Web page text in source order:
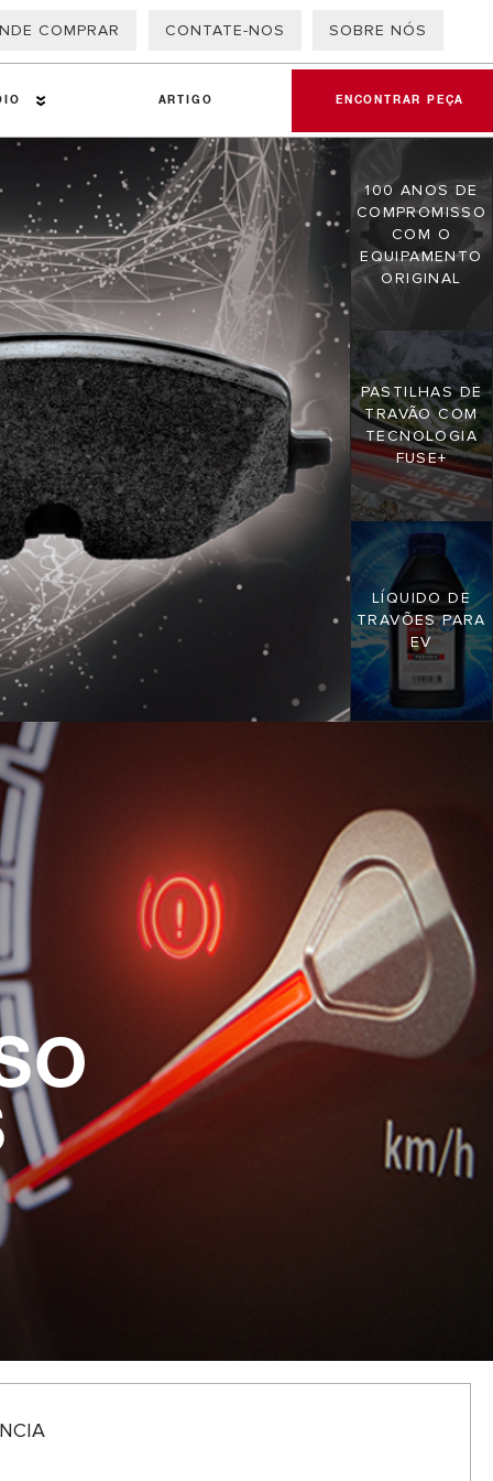
COMPRAR CONTATE-NOS SOBRE NÓS
de fricção
ARTIGO
QR
ENCONTRAR PEÇA
100 ANOS DE
COMPROMISSO
COM O
EQUIPAMENTO
ORIGINAL
PASTILHAS DE
TRAVÃO COM
TECNOLOGIA
FUSE+
LÍQUIDO DE
TRAVÕES PARA
EV